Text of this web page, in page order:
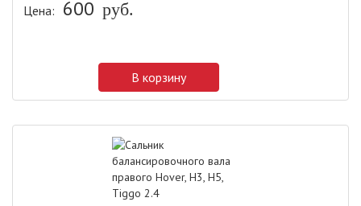
Цена: 600 руб.
В корзину